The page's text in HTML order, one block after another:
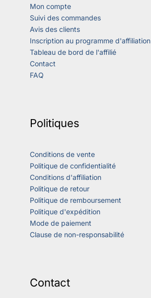
Mon compte
Suivi des commandes
Avis des clients
Inscription au programme d'affiliation
Tableau de bord de l'affilié
Contact
FAQ
Politiques
Conditions de vente
Politique de confidentialité
Conditions d'affiliation
Politique de retour
Politique de remboursement
Politique d'expédition
Mode de paiement
Clause de non-responsabilité
Contact